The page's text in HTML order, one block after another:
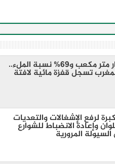
11.8 مليار متر مكعب و69% نسبة الملء..
تسجل قفزة مائية لافتة
لرفع الإشغالات والتعديات
وإعادة الانضباط للشوارع
المرورية